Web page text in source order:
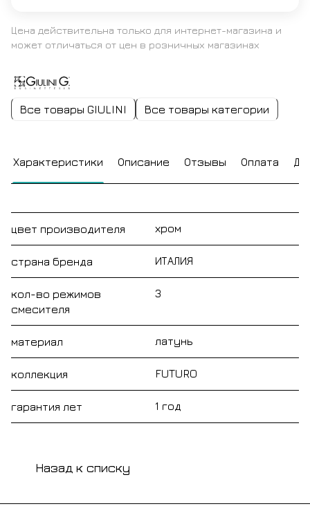
Цена действительна только для интернет-магазина и
может отличаться от цен в розничных магазинах
Все товары GIULINI Все товары категории
Характеристики Описание Отзывы Оплата
цвет производителя хром
страна бренда ИТАЛИЯ
кол-во режимов
смесителя
3
материал латунь
коллекция FUTURO
гарантия лет 1 год
Назад к списку